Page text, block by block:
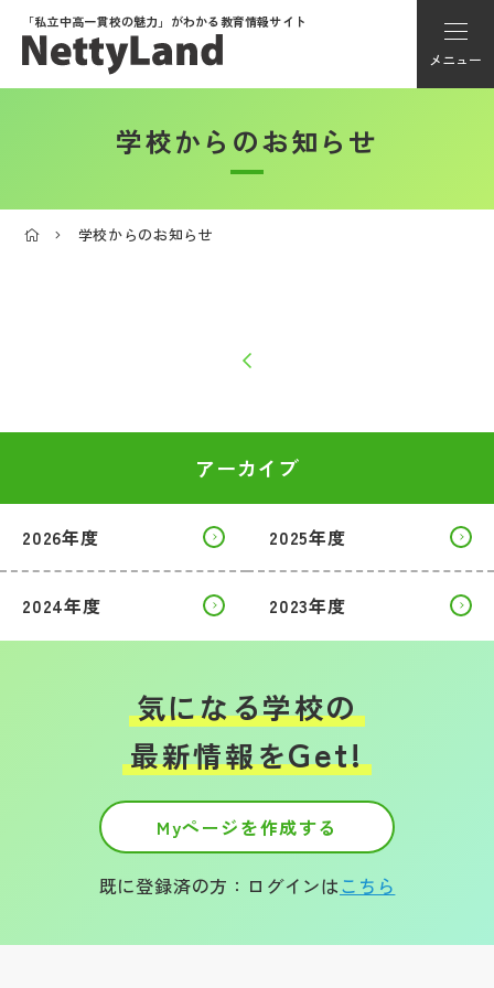
「私立中高一貫校の魅力」がわかる教育情報サイト
メニュー
アカウント登録
帰国生受験情報
説明会・イベント情報
学校からのお知らせ
学校HP最新情報
NettyLandかわら版
学校からのお知らせ
学校からのお知らせ
アーカイブ
2026年度 2025年度
2024年度 2023年度
気になる学校の
最新情報をGet!
Myページを作成する
既に登録済の方：ログインはこちら